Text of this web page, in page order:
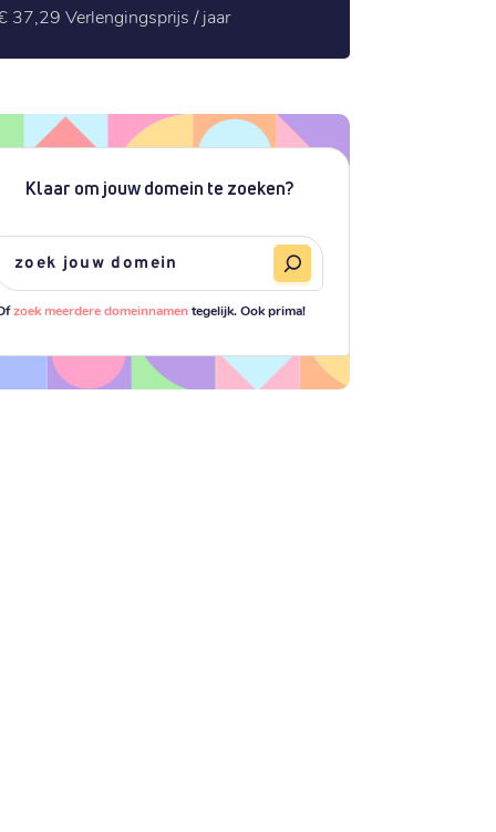
37,29 Verlengingsprijs / jaar
Klaar om jouw domein te zoeken?
zoek meerdere domeinnamentegelijk. Ook prima!